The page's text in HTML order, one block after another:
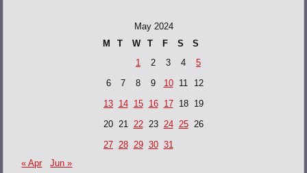
May 2024
M
T W T F S
S
1
2 3 4
5
6
7 8 9 10 11
12
13 14 15 16 17 18
19
20 21 22 23 24 25 26
27 28 29 30 31
« Apr
Jun »